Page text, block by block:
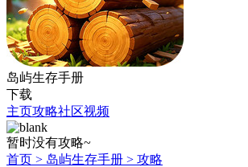
岛屿生存手册
下载
主页攻略社区视频
暂时没有攻略~
首页 > 岛屿生存手册 > 攻略